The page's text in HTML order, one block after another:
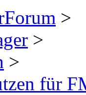
>
>
>
für